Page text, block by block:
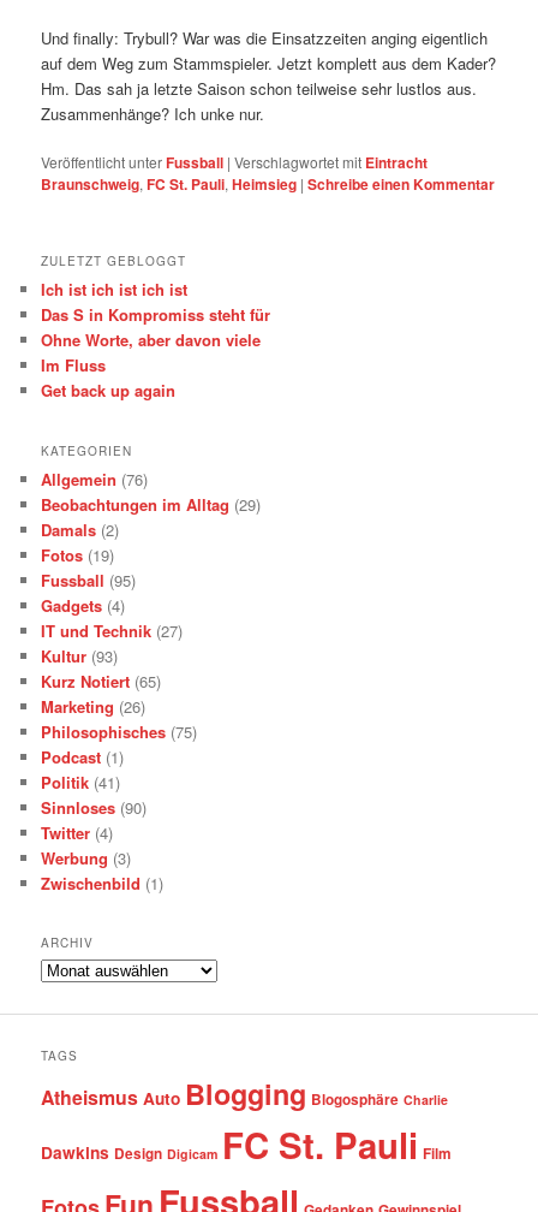
Und finally: Trybull? War was die Einsatzzeiten anging eigentlich
auf dem Weg zum Stammspieler. Jetzt komplett aus dem Kader?
Hm. Das sah ja letzte Saison schon teilweise sehr lustlos aus.
Zusammenhänge? Ich unke nur.
Veröffentlicht unterFussball |Verschlagwortet mit Eintracht
Braunschweig,FC St. Pauli,Heimsieg |Schreibe einen Kommentar
ZULETZT GEBLOGGT
Ich ist ich ist ich ist
Das S in Kompromiss steht für
Ohne Worte, aber davon viele
Im Fluss
Get back up again
KATEGORIEN
Allgemein (76)
Beobachtungen im Alltag (29)
Damals (2)
Fotos (19)
Fussball (95)
Gadgets (4)
IT und Technik (27)
Kultur (93)
Kurz Notiert (65)
Marketing (26)
Philosophisches (75)
Podcast (1)
Politik (41)
Sinnloses (90)
Twitter (4)
Werbung (3)
Zwischenbild (1)
ARCHIV
Archiv
TAGS
Atheismus Auto Blogging Blogosphäre Charlie
Dawkins Design Digicam FC St. Pauli Film
Fussball